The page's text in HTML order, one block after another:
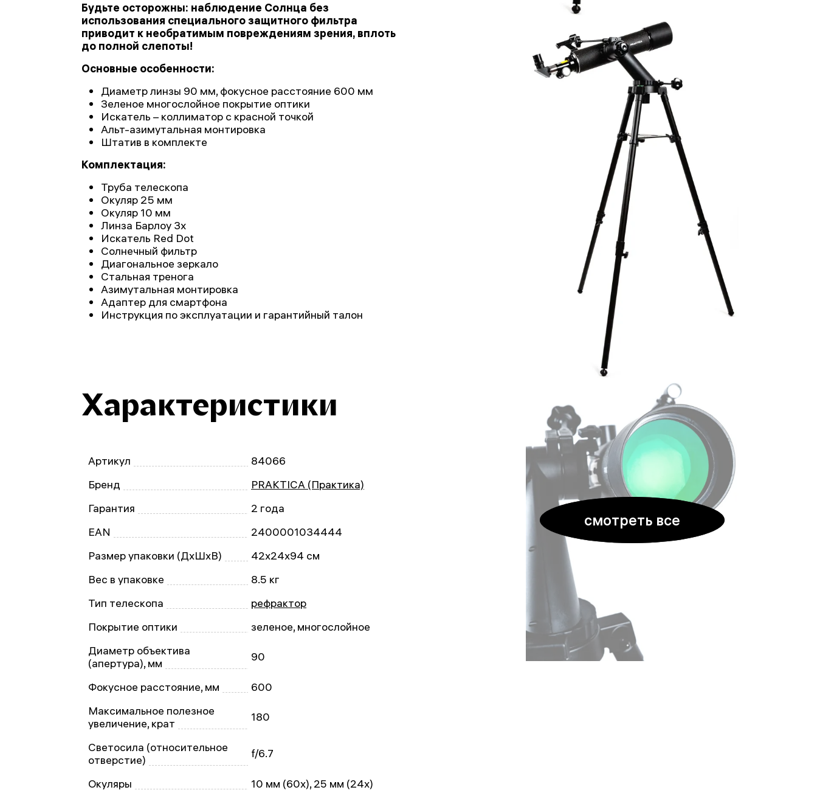
смотреть все
Будьте осторожны: наблюдение Солнца без
использования специального защитного фильтра
приводит к необратимым повреждениям зрения, вплоть
до полной слепоты!
Основные особенности:
Диаметр линзы 90 мм, фокусное расстояние 600 мм
Зеленое многослойное покрытие оптики
Искатель – коллиматор с красной точкой
Альт-азимутальная монтировка
Штатив в комплекте
Комплектация:
Труба телескопа
Окуляр 25 мм
Окуляр 10 мм
Линза Барлоу 3x
Искатель Red Dot
Солнечный фильтр
Диагональное зеркало
Стальная тренога
Азимутальная монтировка
Адаптер для смартфона
Инструкция по эксплуатации и гарантийный талон
Характеристики
Артикул
84066
Бренд
PRAKTICA (Практика)
Гарантия
2 года
EAN
2400001034444
Размер упаковки (ДxШxВ)
42x24x94 см
Вес в упаковке
8.5 кг
Тип телескопа
рефрактор
Покрытие оптики
зеленое, многослойное
Диаметр объектива
(апертура), мм
90
Фокусное расстояние, мм
600
Максимальное полезное
увеличение, крат
180
Светосила (относительное
отверстие)
f/6.7
Окуляры
10 мм (60x), 25 мм (24x)